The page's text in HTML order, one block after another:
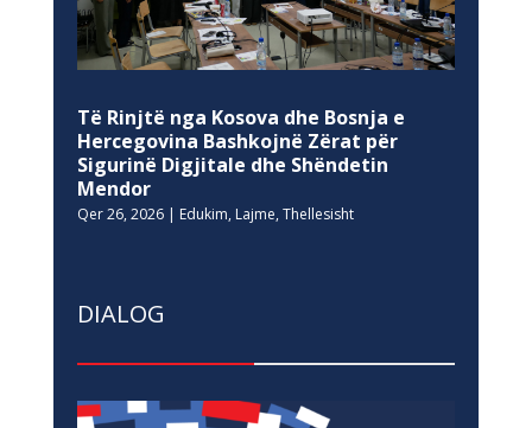
Të Rinjtë nga Kosova dhe Bosnja e
Hercegovina Bashkojnë Zërat për
Sigurinë Digjitale dhe Shëndetin
Mendor
Qer 26, 2026| Edukim, Lajme, Thellesisht
DIALOG